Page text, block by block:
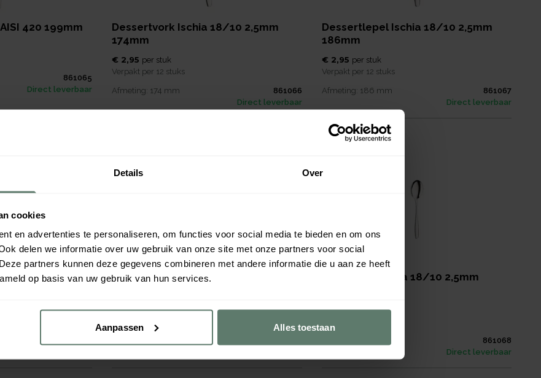
Details Over
cookies
en advertenties te personaliseren, om functies voor social media te bieden en om ons
delen we informatie over uw gebruik van onze site met onze partners voor social
partners kunnen deze gegevens combineren met andere informatie die u aan ze heeft
op basis van uw gebruik van hun services.
Aanpassen Alles toestaan
420 199mm
861065
Direct leverbaar
Dessertvork Ischia 18/10 2,5mm
174mm
€ 2,95 per stuk
Verpakt per 12 stuks
Afmeting: 174 mm
861066
Direct leverbaar
Dessertlepel Ischia 18/10 2,5mm
186mm
€ 2,95 per stuk
Verpakt per 12 stuks
Afmeting: 186 mm
861067
Direct leverbaar
Palladium
Tafellepel Ischia 18/10 2,5mm
€ 3,10 per stuk
Theelepel Ischia 18/10 2,5mm
€ 1,80 per stuk
861068
Direct leverbaar